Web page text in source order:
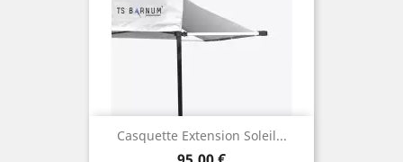
Casquette Extension Soleil...